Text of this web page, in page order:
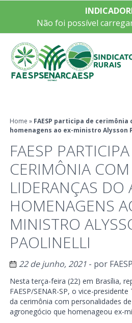
Não foi possível
Home » FAESP participa de
homenagens ao ex-ministro Alysson
FAESP
CERIMÔNIA COM
LIDERANÇAS DO
HOMENAGENS
MINISTRO
PAOLINELLI
22 de junho, 2021- por
Nesta terça-feira (22) em Brasília,
FAESP/SENAR-SP, o vice-
da cerimônia com personalidades
agronegócio que homenageou ex-